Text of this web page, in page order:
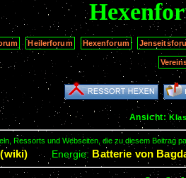
Heilerforum Hexenforum
Ansicht:
Ressorts und Webseiten, die zu diesem Beitrag
Energie: Batterie von